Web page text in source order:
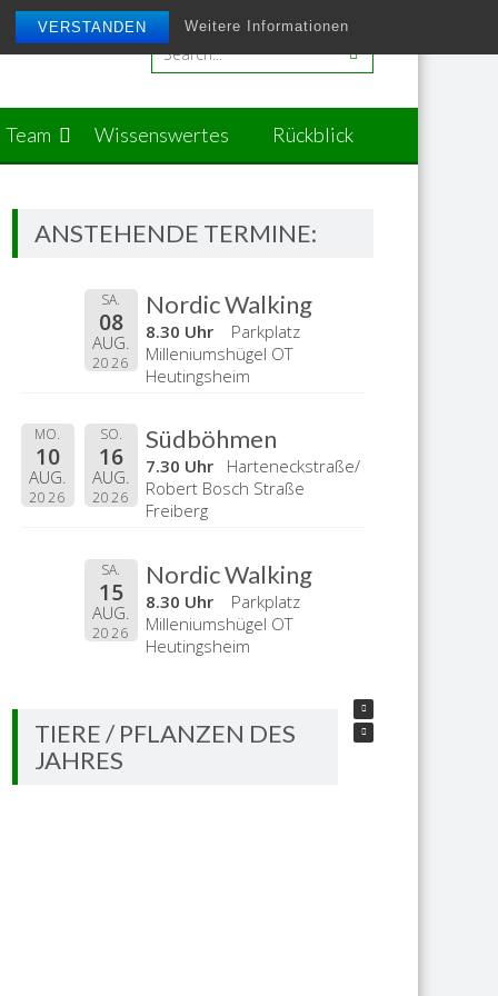
VERSTANDEN Weitere Informationen
Team Wissenswertes Rückblick
ANSTEHENDE TERMINE:
SA.
08
AUG.
2026
Nordic Walking
8.30 Uhr
Parkplatz
Milleniumshügel OT
Heutingsheim
MO.
10
AUG.
2026
SO.
16
AUG.
2026
Südböhmen
7.30 Uhr
Harteneckstraße/
Robert Bosch Straße
Freiberg
SA.
15
AUG.
2026
Nordic Walking
8.30 Uhr
Parkplatz
Milleniumshügel OT
Heutingsheim
TIERE / PFLANZEN DES
JAHRES